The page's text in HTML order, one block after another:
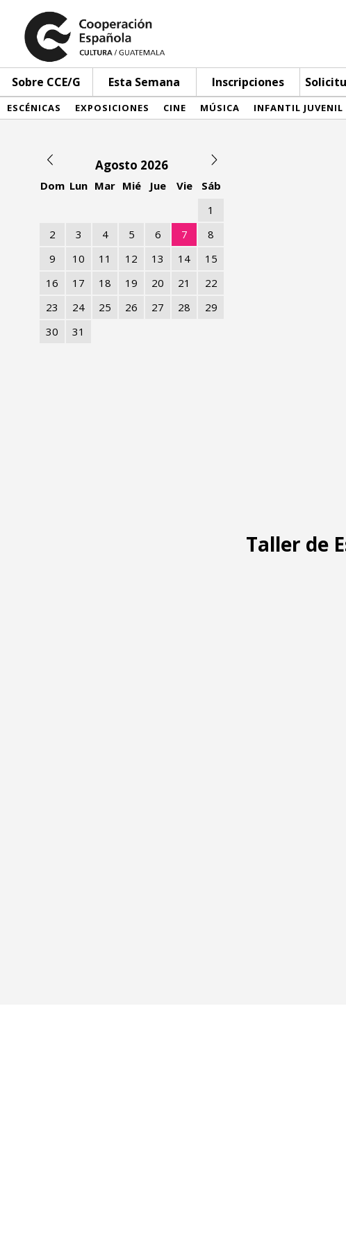
Sobre CCE/G Esta Semana Inscripciones
ESCÉNICAS EXPOSICIONES CINE MÚSICA INFANTIL JUVENIL
Agosto 2026
Dom Lun Mar Mié Jue Vie
Sáb
1
2
3 4 5 6 7
8
9
10 11 12 13 14
15
16
17 18 19 20 21
22
23
24 25 26 27 28
29
30
31
Taller de